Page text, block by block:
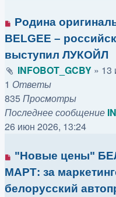
Родина
BELGEE –
выступил ЛУКОЙЛ
INFOBOT_GCBY » 13
1 Ответы
835Просмотры
Последнее сообщение
26 июн 2026, 13:24
"Новые цены"
МАРТ: за
белорусский